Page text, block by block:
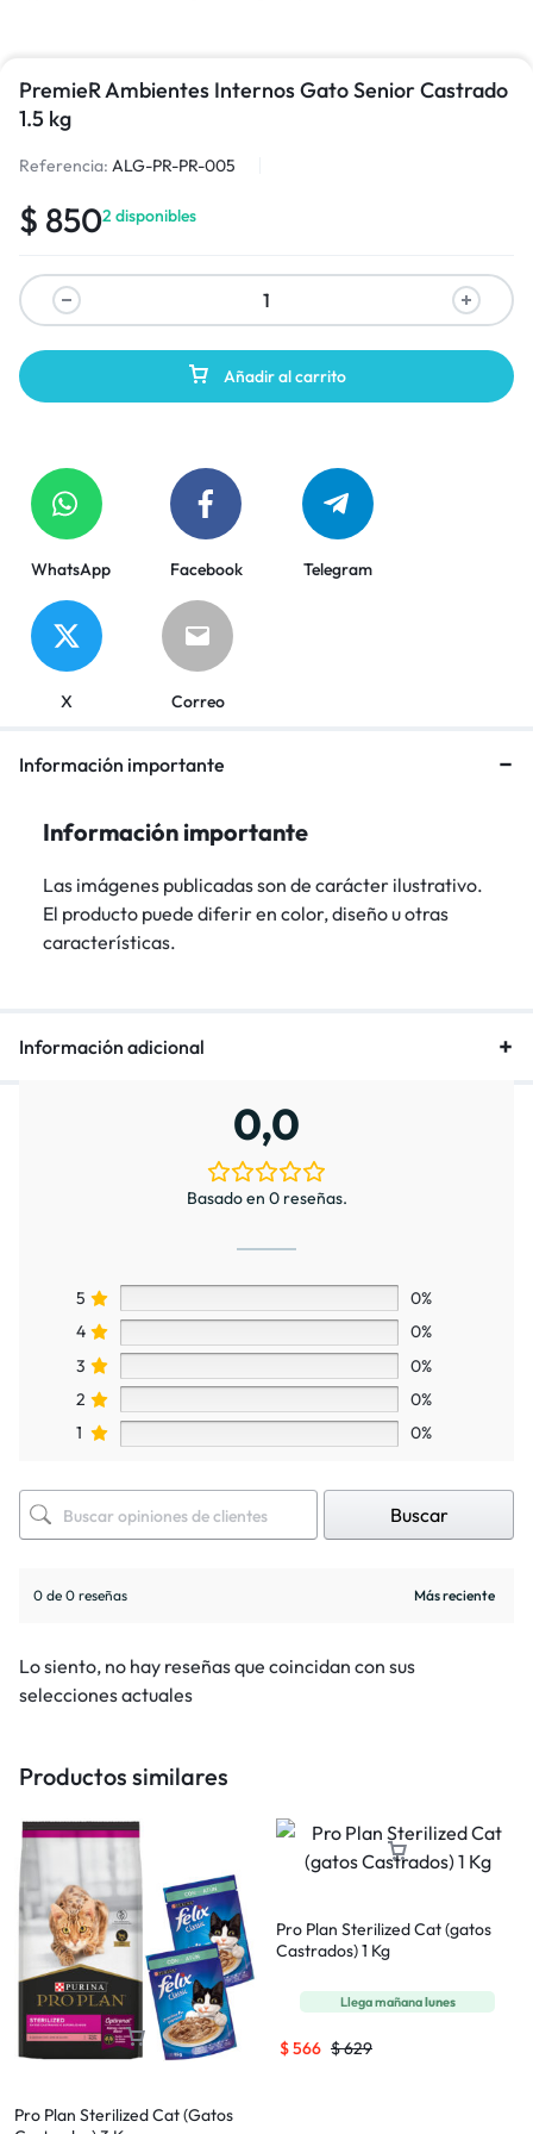
PremieR Ambientes Internos Gato Senior Castrado
1.5 kg
Referencia: ALG-PR-PR-005
$ 8502 disponibles
Añadir al carrito
WhatsApp Facebook Telegram
X Correo
Información importante
Información importante
Las imágenes publicadas son de carácter ilustrativo.
El producto puede diferir en color, diseño u otras
características.
Información adicional
0,0
Basado en 0 reseñas.
5
0%
4
0%
3
0%
2
0%
1
0%
Buscar
0 de 0 reseñas
Lo siento, no hay reseñas que coincidan con sus
selecciones actuales
Productos similares
Pro Plan Sterilized Cat (Gatos
Pro Plan Sterilized Cat (gatos
Castrados) 1 Kg
Llega mañanalunes
$629
$566